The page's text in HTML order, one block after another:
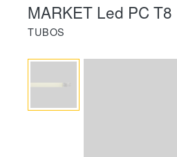
MARKET Led PC
TUBOS